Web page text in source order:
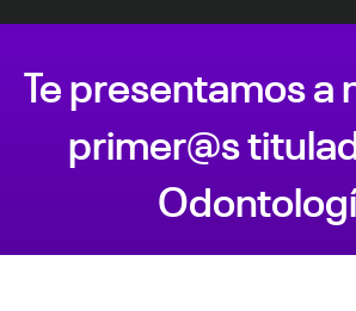
Te presentamos a
primer@s